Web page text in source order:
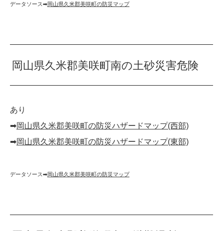
データソース➡︎岡山県久米郡美咲町の防災マップ
岡山県久米郡美咲町南の土砂災害危険
あり
➡︎岡山県久米郡美咲町の防災ハザードマップ(西部)
➡︎岡山県久米郡美咲町の防災ハザードマップ(東部)
データソース➡︎岡山県久米郡美咲町の防災マップ